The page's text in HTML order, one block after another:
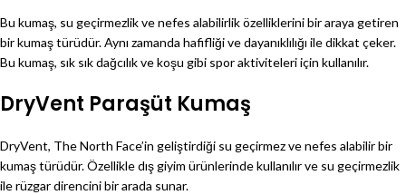
Bu kumaş, su geçirmezlik ve nefes alabilirlik özelliklerini bir araya getiren
bir kumaş türüdür. Aynı zamanda hafifliği ve dayanıklılığı ile dikkat çeker.
Bu kumaş, sık sık dağcılık ve koşu gibi spor aktiviteleri için kullanılır.
DryVent Paraşüt Kumaş
DryVent, The North Face’in geliştirdiği su geçirmez ve nefes alabilir bir
kumaş türüdür. Özellikle dış giyim ürünlerinde kullanılır ve su geçirmezlik
ile rüzgar direncini bir arada sunar.